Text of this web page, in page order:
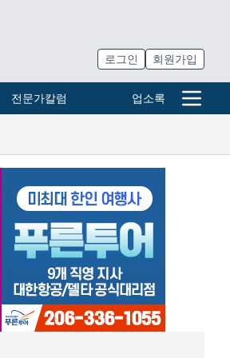
로그인 회원가입
전문가칼럼 업소록